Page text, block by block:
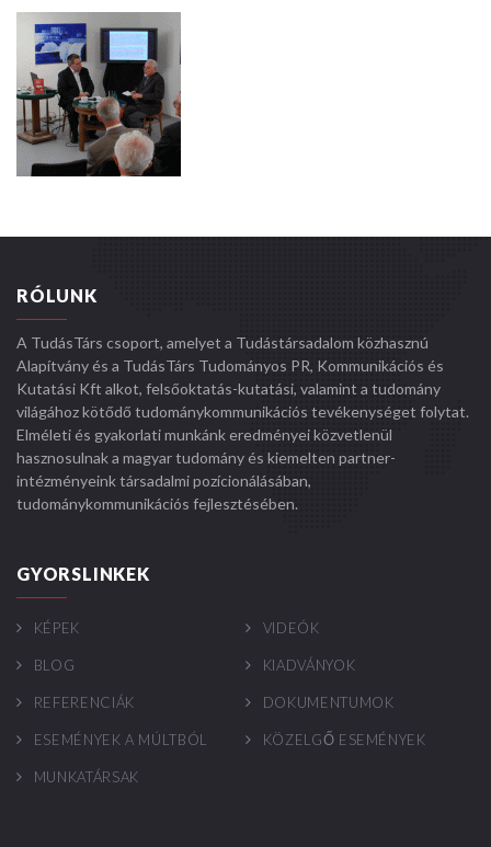
RÓLUNK
A TudásTárs csoport, amelyet a Tudástársadalom közhasznú
Alapítvány és a TudásTárs Tudományos PR, Kommunikációs és
Kutatási Kft alkot, felsőoktatás-kutatási, valamint a tudomány
világához kötődő tudománykommunikációs tevékenységet folytat.
Elméleti és gyakorlati munkánk eredményei közvetlenül
hasznosulnak a magyar tudomány és kiemelten partner-
intézményeink társadalmi pozícionálásában,
tudománykommunikációs fejlesztésében.
GYORSLINKEK
KÉPEK VIDEÓK
BLOG KIADVÁNYOK
REFERENCIÁK DOKUMENTUMOK
ESEMÉNYEK A MÚLTBÓL KÖZELGŐ ESEMÉNYEK
MUNKATÁRSAK